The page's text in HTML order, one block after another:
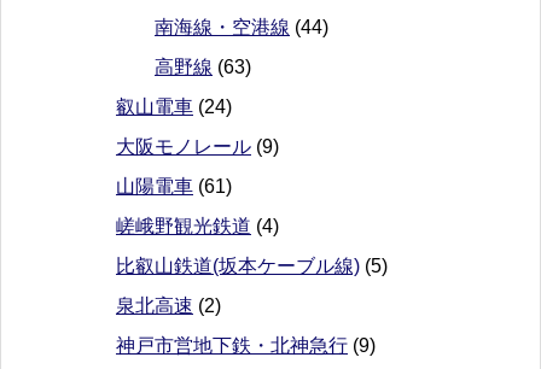
南海線・空港線 (44)
高野線 (63)
叡山電車 (24)
大阪モノレール (9)
山陽電車 (61)
嵯峨野観光鉄道 (4)
比叡山鉄道(坂本ケーブル線) (5)
泉北高速 (2)
神戸市営地下鉄・北神急行 (9)